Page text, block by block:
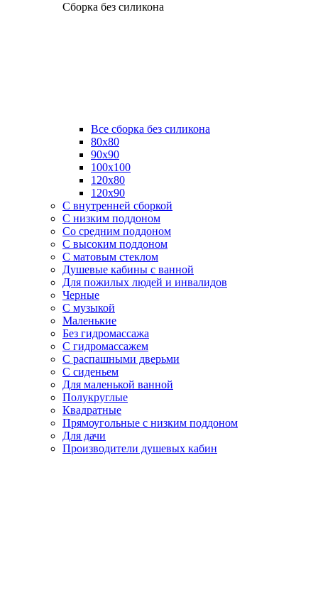
Сборка без силикона
Все сборка без силикона
80х80
90х90
100х100
120х80
120х90
С внутренней сборкой
C низким поддоном
Со средним поддоном
С высоким поддоном
С матовым стеклом
Душевые кабины с ванной
Для пожилых людей и инвалидов
Черные
С музыкой
Маленькие
Без гидромассажа
С гидромассажем
С распашными дверьми
С сиденьем
Для маленькой ванной
Полукруглые
Квадратные
Прямоугольные с низким поддоном
Для дачи
Производители душевых кабин